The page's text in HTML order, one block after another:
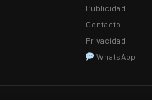
Publicidad
Contacto
Privacidad
WhatsApp